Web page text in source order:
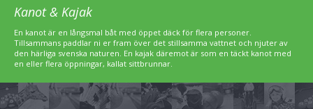
Kanot & Kajak
En kanot är en långsmal båt med öppet däck för flera personer.
Tillsammans paddlar ni er fram över det stillsamma vattnet och njuter av
den härliga svenska naturen. En kajak däremot är som en täckt kanot med
en eller flera öppningar, kallat sittbrunnar.